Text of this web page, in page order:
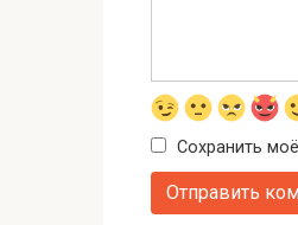
Сохранить